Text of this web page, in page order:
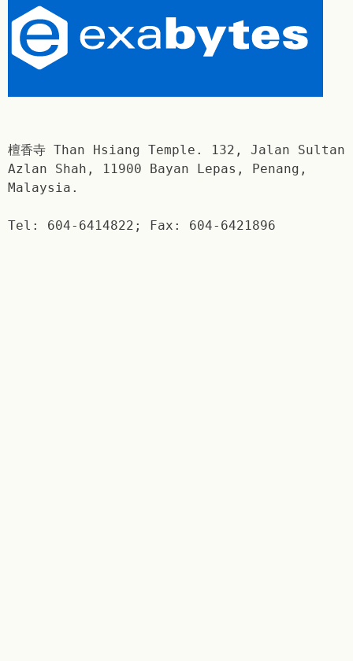
檀香寺 Than Hsiang Temple. 132, Jalan Sultan
Azlan Shah, 11900 Bayan Lepas, Penang,
Malaysia.
Tel: 604-6414822; Fax: 604-6421896